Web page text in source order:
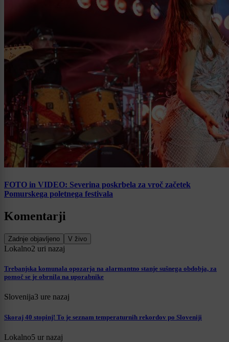
FOTO in VIDEO: Severina poskrbela za vroč začetek
Pomurskega poletnega festivala
Komentarji
Zadnje objavljeno V živo
Lokalno2 uri nazaj
Trebanjska komunala opozarja na alarmantno stanje sušnega obdobja, za
pomoč se je obrnila na uporabnike
Slovenija3 ure nazaj
Skoraj 40 stopinj! To je seznam temperaturnih rekordov po Sloveniji
Lokalno5 ur nazaj